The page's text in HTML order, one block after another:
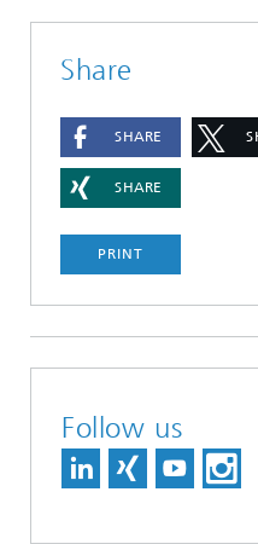
Share
SHARE
SHARE
PRINT
Follow us